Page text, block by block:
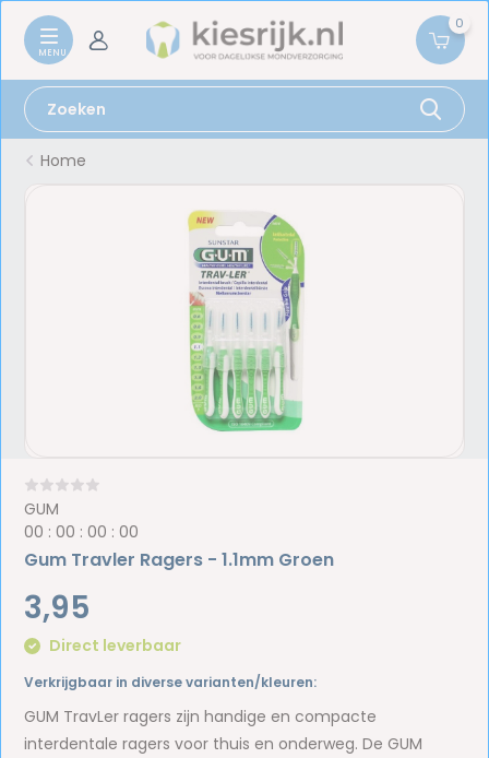
0
Home
GUM
00 :00 :00 :00
Gum Travler Ragers - 1.1mm Groen
3,95
Direct leverbaar
Verkrijgbaar in diverse varianten/kleuren:
GUM TravLer ragers zijn handige en compacte
interdentale ragers voor thuis en onderweg. De GUM